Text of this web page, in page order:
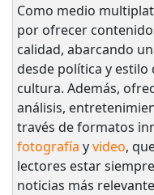
Como medio
por ofrecer
calidad, abarcando
desde política y estilo
cultura. Además,
análisis,
través de formatos
fotografía yvideo,
lectores estar
noticias más